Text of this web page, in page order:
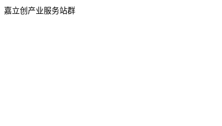
嘉立创产业服务站群